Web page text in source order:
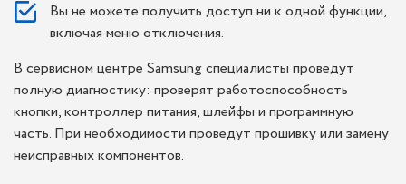
Вы не можете получить доступ ни к одной функции,
включая меню отключения.
В сервисном центре Samsung специалисты проведут
полную диагностику: проверят работоспособность
кнопки, контроллер питания, шлейфы и программную
часть. При необходимости проведут прошивку или замену
неисправных компонентов.